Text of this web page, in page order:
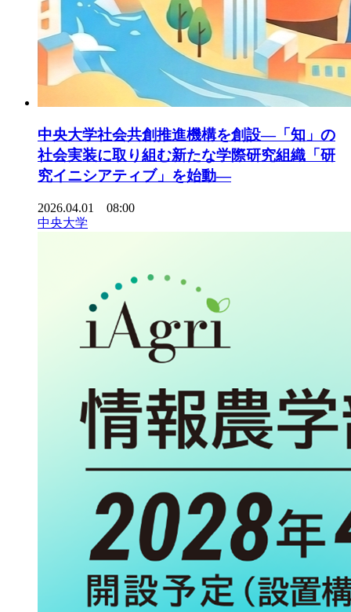
中央大学社会共創推進機構を創設―「知」の
社会実装に取り組む新たな学際研究組織「研
究イニシアティブ」を始動―
2026.04.01 08:00
中央大学